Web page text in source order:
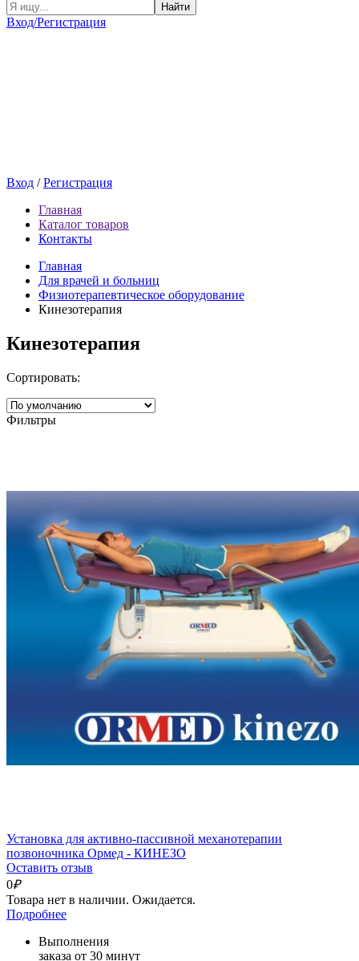
Найти
Вход/Регистрация
Вход /Регистрация
Главная
Каталог товаров
Контакты
Главная
Для врачей и больниц
Физиотерапевтическое оборудование
Кинезотерапия
Кинезотерапия
Сортировать:
Фильтры
Установка для активно-пассивной механотерапии
позвоночника Ормед - КИНЕЗО
Оставить отзыв
0₽
Товара нет в наличии. Ожидается.
Подробнее
Выполнения
заказа от 30 минут